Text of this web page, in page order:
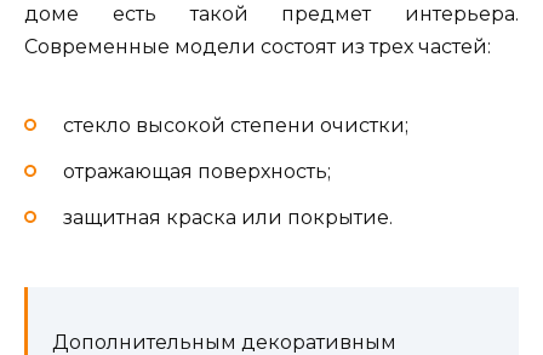
доме есть такой предмет интерьера.
Современные модели состоят из трех частей:
стекло высокой степени очистки;
отражающая поверхность;
защитная краска или покрытие.
Дополнительным декоративным